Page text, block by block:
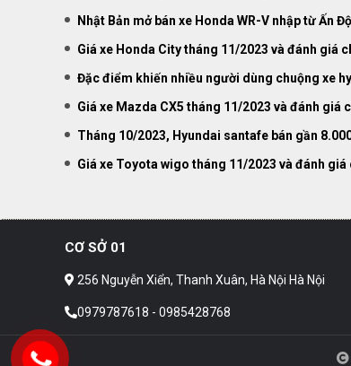
Nhật Bản mở bán xe Honda WR-V nhập từ Ấn Độ
Giá xe Honda City tháng 11/2023 và đánh giá
Đặc điểm khiến nhiều người dùng chuộng xe
Giá xe Mazda CX5 tháng 11/2023 và đánh giá
Tháng 10/2023, Hyundai santafe bán gần
Giá xe Toyota wigo tháng 11/2023 và đánh
CƠ SỞ 01
256 Nguyễn Xiển, Thanh Xuân, Hà Nội Hà Nội
0979787618 - 0985428768